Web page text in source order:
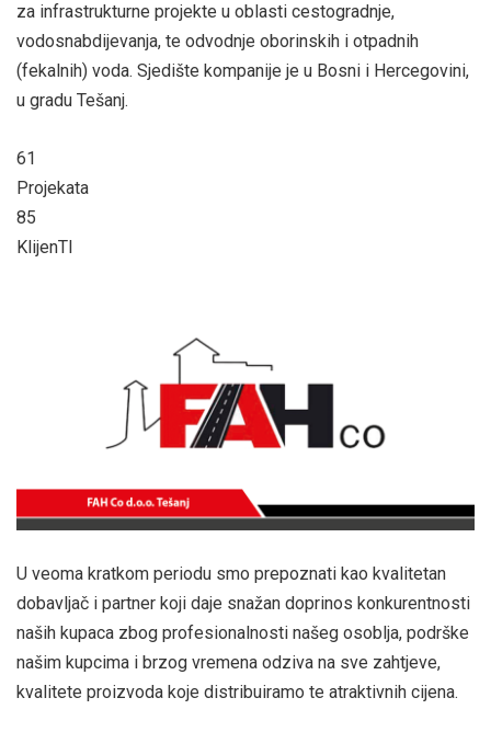
za infrastrukturne projekte u oblasti cestogradnje,
vodosnabdijevanja, te odvodnje oborinskih i otpadnih
(fekalnih) voda. Sjedište kompanije je u Bosni i Hercegovini,
u gradu Tešanj.
61
Projekata
85
KlijenTI
U veoma kratkom periodu smo prepoznati kao kvalitetan
dobavljač i partner koji daje snažan doprinos konkurentnosti
naših kupaca zbog profesionalnosti našeg osoblja, podrške
našim kupcima i brzog vremena odziva na sve zahtjeve,
kvalitete proizvoda koje distribuiramo te atraktivnih cijena.